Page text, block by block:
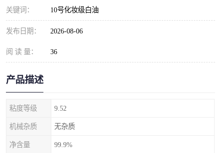
关键词： 10号化妆级白油
发布日期： 2026-08-06
阅 读 量： 36
产品描述
粘度等级 9.52
机械杂质 无杂质
净含量 99.9%